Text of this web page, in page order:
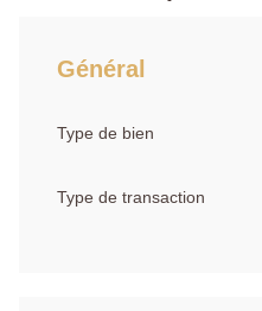
Général
Type de bien
Type de transaction